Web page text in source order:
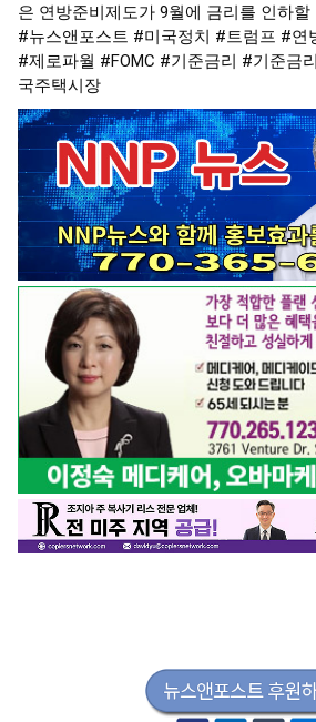
은 연방준비제도가 9월에 금리를 인하
#뉴스앤포스트 #미국정치 #트럼프 #연
#제로파월 #FOMC #기준금리 #기준금
국주택시장